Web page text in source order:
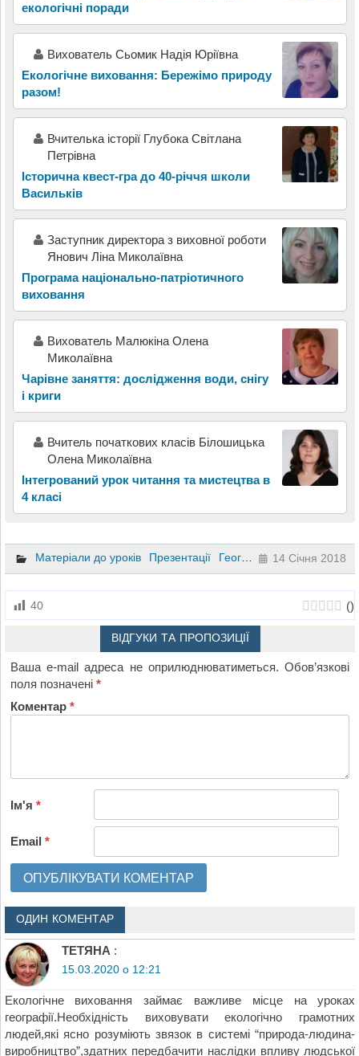
екологічні поради
Вихователь Сьомик Надія Юріївна
Екологічне виховання: Бережімо природу
разом!
Вчителька історії Глубока Світлана
Петрівна
Історична квест-гра до 40-річчя школи
Васильків
Заступник директора з виховної роботи
Янович Ліна Миколаївна
Програма національно-патріотичного
виховання
Вихователь Малюкіна Олена
Миколаївна
Чарівне заняття: дослідження води, снігу
і криги
Вчитель початкових класів Білошицька
Олена Миколаївна
Інтегрований урок читання та мистецтва в
4 класі
Матеріали до уроків Презентації Географія 10 клас 5
14 Січня 2018
40 ()
ВІДГУКИ ТА ПРОПОЗИЦІЇ
Ваша e-mail адреса не оприлюднюватиметься. Обов’язкові
поля позначені*
Коментар*
Ім'я*
Email*
ОДИН КОМЕНТАР
ТЕТЯНА :
15.03.2020 о 12:21
Екологічне виховання займає важливе місце на уроках
географії.Необхідність виховувати екологічно грамотних
людей,які ясно розуміють звязок в системі “природа-людина-
виробництво”,здатних передбачити наслідки впливу людської